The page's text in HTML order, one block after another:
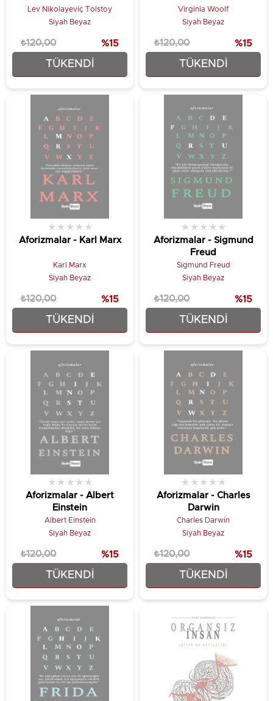
TÜKENDI
Lev Nikolayeviç Tolstoy
Siyah Beyaz
₺102,00
₺120,00 %15
TÜKENDI
Virginia Woolf
Siyah Beyaz
₺102,00
₺120,00 %15
TÜKENDI
Aforizmalar - Karl Marx
★ ★ ★ ★ ★
Karl Marx
Siyah Beyaz
₺102,00
₺120,00 %15
TÜKENDI
Aforizmalar - Sigmund
Freud
★ ★ ★ ★ ★
Sigmund Freud
Siyah Beyaz
₺102,00
₺120,00 %15
TÜKENDI
Aforizmalar - Albert
Einstein
★ ★ ★ ★ ★
Albert Einstein
Siyah Beyaz
₺102,00
₺120,00 %15
TÜKENDI
Aforizmalar - Charles
Darwin
★ ★ ★ ★ ★
Charles Darwin
Siyah Beyaz
₺102,00
₺120,00 %15